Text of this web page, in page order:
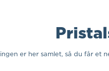
er her samlet, så du får et